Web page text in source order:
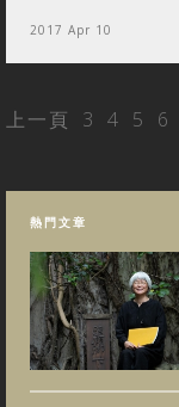
2017 Apr 10
上一頁 3 4 5 6
熱門文章